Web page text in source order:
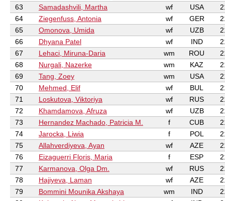
63
Samadashvili, Martha wf USA
64
Ziegenfuss, Antonia wf GER
65
Omonova, Umida wf UZB
66
Dhyana Patel wf IND
67
Lehaci, Miruna-Daria wm ROU
68
Nurgali, Nazerke wm KAZ
69
Tang, Zoey wm USA
70
Mehmed, Elif wf BUL
71
Loskutova, Viktoriya wf RUS
72
Khamdamova, Afruza wf UZB
73
Hernandez Machado, Patricia M. f CUB
74
Jarocka, Liwia f POL
75
Allahverdiyeva, Ayan wf AZE
76
Eizaguerri Floris, Maria f ESP
77
Karmanova, Olga Dm. wf RUS
78
Hajiyeva, Laman wf AZE
79
Bommini Mounika Akshaya wm IND